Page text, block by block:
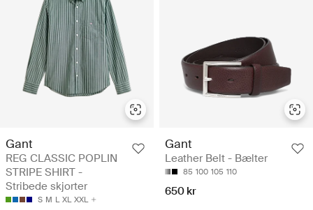
Gant
REG CLASSIC POPLIN
STRIPE SHIRT -
Stribede skjorter
S M L XL XXL
Gant
Leather Belt - Bælter
85 100 105 110
650 kr